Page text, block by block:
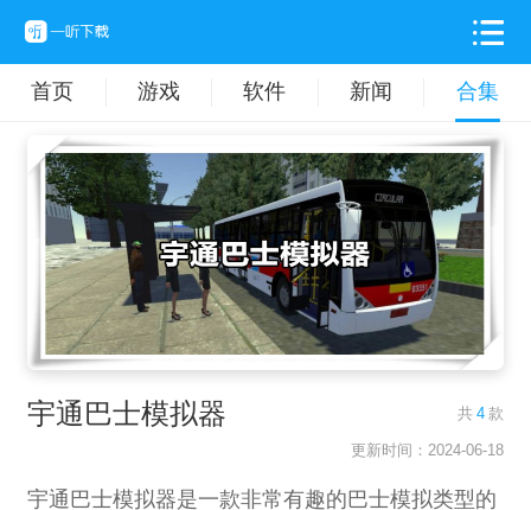
首页 游戏 软件 新闻 合集
宇通巴士模拟器 共 4 款
更新时间：2024-06-18
宇通巴士模拟器是一款非常有趣的巴士模拟类型的